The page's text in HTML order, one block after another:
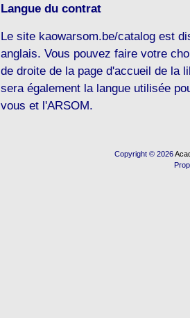
Langue du contrat
Le site kaowarsom.be/catalog est
anglais. Vous pouvez faire votre
de droite de la page d'accueil de la
sera également la langue utilisée
vous et l'ARSOM.
Copyright © 2026